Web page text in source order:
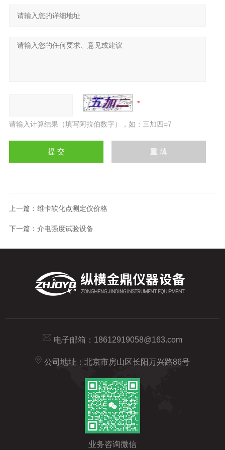
请输入计算结果（填写阿拉伯数字），如：三加四=7
上一篇： 维卡软化点测定仪价格
下一篇： 介电强度试验设备
电子邮箱： 18612919058@163.com
公司地址：北京市房山区长阳万兴路86号
业务咨询微信